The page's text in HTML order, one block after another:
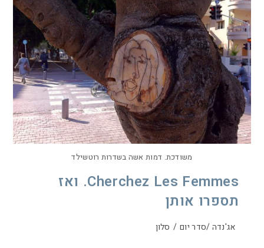
משודכת. דמות אשה בשדרות רוטשילד
Cherchez Les Femmes. ואז
תספרו אותן
אג'נדה /סדר יום / סלון